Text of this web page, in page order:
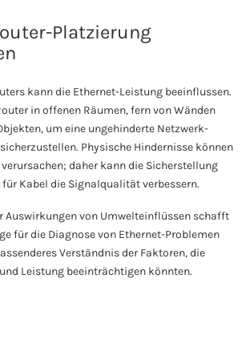
Platzierung
kann die Ethernet-Leistung beeinflussen.
in offenen Räumen, fern von Wänden
um eine ungehinderte Netzwerk-
Physische Hindernisse können
daher kann die Sicherstellung
Kabel die Signalqualität verbessern.
Auswirkungen von Umwelteinflüssen schafft
für die Diagnose von Ethernet-Problemen
Verständnis der Faktoren, die
Leistung beeinträchtigen könnten.